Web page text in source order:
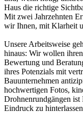
Haus die richtige
Mit zwei Jahrzehnten
wir Ihnen, mit Klarheit
Unsere Arbeitsweise
hinaus: Wir wollen
Bewertung und
ihres Potenzials mit
Bauunternehmen
hochwertigen Fotos,
Drohnenrundgängen
Eindruck zu